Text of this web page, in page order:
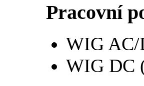
Pracovní
WIG AC/
WIG DC